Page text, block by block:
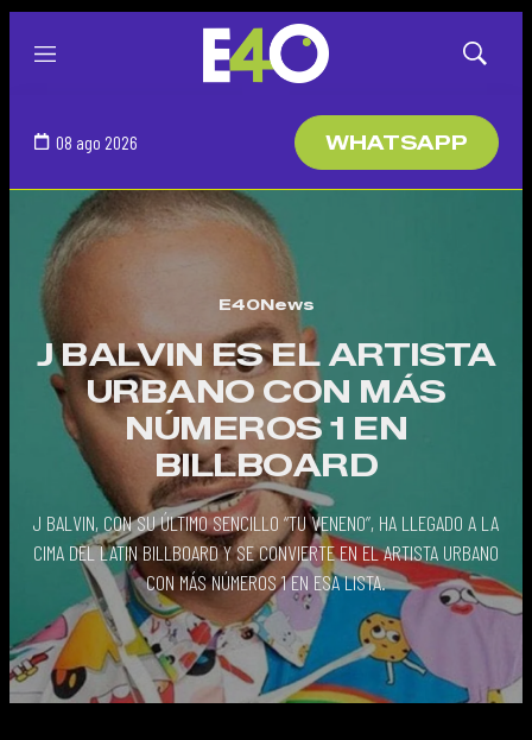
Menú
Mostrar
08 ago 2026 WHATSAPP
E40News
J BALVIN ES EL ARTISTA
URBANO CON MÁS
NÚMEROS 1 EN
BILLBOARD
J BALVIN, CON SU ÚLTIMO SENCILLO “TU VENENO”, HA LLEGADO A LA
CIMA DEL LATIN BILLBOARD Y SE CONVIERTE EN EL ARTISTA URBANO
CON MÁS NÚMEROS 1 EN ESA LISTA.